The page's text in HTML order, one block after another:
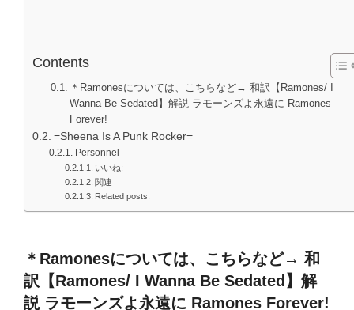
Contents
＊Ramonesについては、こちらなど→ 和訳【Ramones/ I
Wanna Be Sedated】解説 ラモーンズよ永遠に Ramones
Forever!
=Sheena Is A Punk Rocker=
Personnel
いいね:
関連
Related posts:
＊Ramonesについては、こちらなど→ 和
訳【Ramones/ I Wanna Be Sedated】解
説 ラモーンズよ永遠に Ramones Forever!